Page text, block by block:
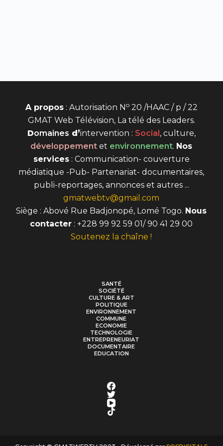
A propos: Autorisation N o20 /HAAC / p / 22
GMAT Web Télévision, La télé des Leaders.
Domaines d’intervention : Social , culture,
développement et environnement. Nos
services: Communication- couverture
médiatique -Pub- Partenariat- documentaires,
publi-reportages, annonces et autres ...
gmatwebtv@gmail.com
Siège : Abové Rue Badjonopé, Lomé Togo. Nous
contacter : +228 99 92 59 01/ 90 41 29 00
Soutenez la chaîne !
SANTÉ
SOCIÉTÉ
CULTURE & ART
POLITIQUE
ENVIRONNEMENT
COMMUNE
ECONOMIE
TECHNOLOGIE
ENTREPRENEURIAT
DOCUMENTAIRE
EDUCATION